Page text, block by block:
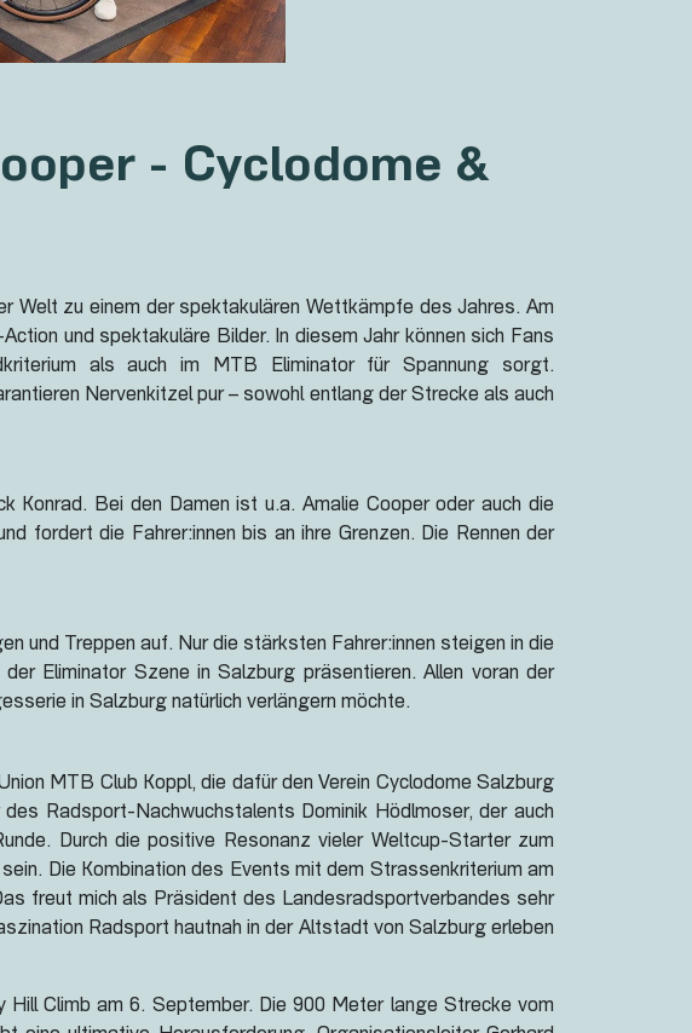
- Cyclodome &
Welt zu einem der spektakulären Wettkämpfe des Jahres. Am
und spektakuläre Bilder. In diesem Jahr können sich Fans
als auch im MTB Eliminator für Spannung sorgt.
Nervenkitzel pur – sowohl entlang der Strecke als auch
Konrad. Bei den Damen ist u.a. Amalie Cooper oder auch die
fordert die Fahrer:innen bis an ihre Grenzen. Die Rennen der
und Treppen auf. Nur die stärksten Fahrer:innen steigen in die
Eliminator Szene in Salzburg präsentieren. Allen voran der
in Salzburg natürlich verlängern möchte.
MTB Club Koppl, die dafür den Verein Cyclodome Salzburg
Radsport-Nachwuchstalents Dominik Hödlmoser, der auch
Durch die positive Resonanz vieler Weltcup-Starter zum
Die Kombination des Events mit dem Strassenkriterium am
freut mich als Präsident des Landesradsportverbandes sehr
Radsport hautnah in der Altstadt von Salzburg erleben
Climb am 6. September. Die 900 Meter lange Strecke vom